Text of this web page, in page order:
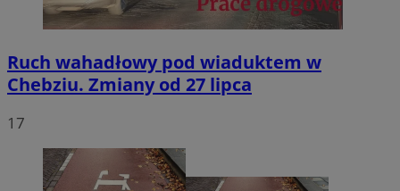
Ruch wahadłowy pod wiaduktem w
Chebziu. Zmiany od 27 lipca
17